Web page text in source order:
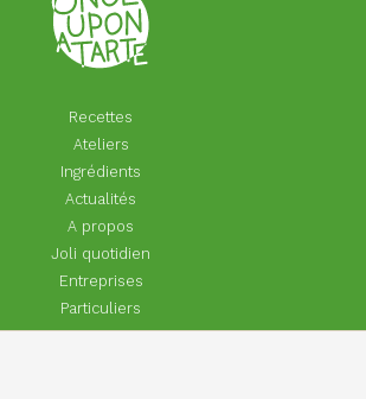
Recettes
Ateliers
Ingrédients
Actualités
A propos
Joli quotidien
Entreprises
Particuliers